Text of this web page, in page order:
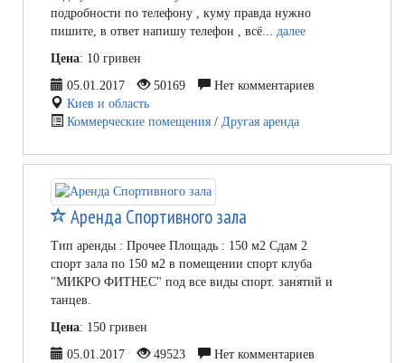
подробности по телефону , куму правда нужно
пишите, в ответ напишу телефон , всё... далее
Цена: 10 гривен
05.01.2017
50169
Нет комментариев
Киев и область
Коммерческие помещения / Другая аренда
Аренда Спортивного зала
Тип аренды : Прочее Площадь : 150 м2 Сдам 2
спорт зала по 150 м2 в помещении спорт клуба
"МИКРО ФИТНЕС" под все виды спорт. занятий и
танцев.
Цена: 150 гривен
05.01.2017
49523
Нет комментариев